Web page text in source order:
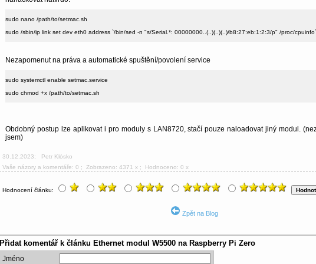
sudo nano /path/to/setmac.sh
sudo /sbin/ip link set dev eth0 address `/bin/sed -n "s/Serial.*: 00000000..(..)(..)(..)/b8:27:eb:1:2:3/p" /proc/cpuinfo`
Nezapomenut na práva a automatické spuštění/povolení service
sudo systemctl enable setmac.service
sudo chmod +x /path/to/setmac.sh
Obdobný postup lze aplikovat i pro moduly s LAN8720, stačí pouze naloadovat jiný modul.
jsem)
30.12.2023; Petr Klósko
Vaše názory a komentáře: 0 ; Zobrazeno: 4371 x ; Hodnoceno: 0 x
Hodnocení článku:
Zpět na Blog
Přidat komentář k článku Ethernet modul W5500 na Raspberry Pi Zero
Jméno